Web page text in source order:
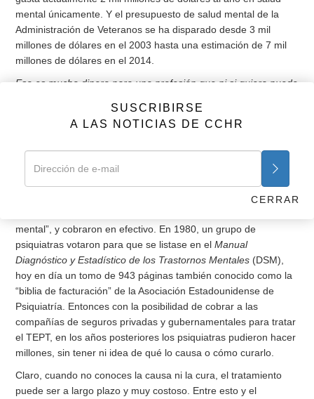
mental únicamente. Y el presupuesto de salud mental de la
Administración de Veteranos se ha disparado desde 3 mil
millones de dólares en el 2003 hasta una estimación de 7 mil
millones de dólares en el 2014.
Eso es mucho dinero para una profesión que ni si quiera puede
ejemplifica en el caso del diagnóstico psiquiátrico “Trastorno
por Estrés Postraumático”, o TEPT. Cuando a los psiquiatras se
les ocurrió el diagnóstico, cogieron perturbadoras, pero
esperadas reacciones a una estresante o mala experiencia, y
mental”, y cobraron en efectivo. En 1980, un grupo de
psiquiatras votaron para que se listase en elManual
Diagnóstico y Estadístico de los Trastornos Mentales (DSM),
hoy en día un tomo de 943 páginas también conocido como la
“biblia de facturación” de la Asociación Estadounidense de
Psiquiatría. Entonces con la posibilidad de cobrar a las
compañías de seguros privadas y gubernamentales para tratar
el TEPT, en los años posteriores los psiquiatras pudieron hacer
millones, sin tener ni idea de qué lo causa o cómo curarlo.
Claro, cuando no conoces la causa ni la cura, el tratamiento
puede ser a largo plazo y muy costoso. Entre esto y el
SUSCRIBIRSE
A LAS NOTICIAS DE CCHR
CERRAR